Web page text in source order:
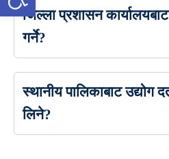
जिल्ला प्रशासन
गर्ने?
स्थानीय पालिकाबाट उद्योग
लिने?